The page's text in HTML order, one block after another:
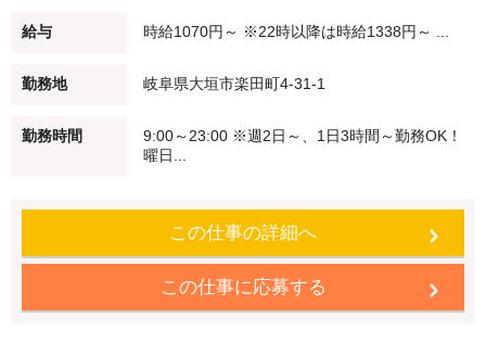
★ 夕方（例：18時～21時）/夜（例：21時～閉店）勤務できる方歓
迎！ 22時以降は時給25％UP♪ Wワーク・シニアの方も積極採用中♪
タート 働く仲間もしっかりフォローします！ ●食事補助 自慢のメニ
給与 時給1070円～ ※22時以降は時給1338円～ ...
勤務地 岐阜県大垣市楽田町4-31-1
勤務時間
9:00～23:00 ※週2日～、1日3時間～勤務OK！
曜日...
この仕事の詳細へ
この仕事に応募する